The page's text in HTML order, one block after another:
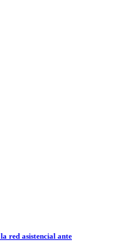
red asistencial ante